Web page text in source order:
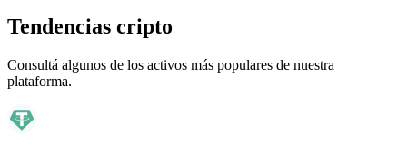
Tendencias cripto
Consultá algunos de los activos más populares de nuestra
plataforma.